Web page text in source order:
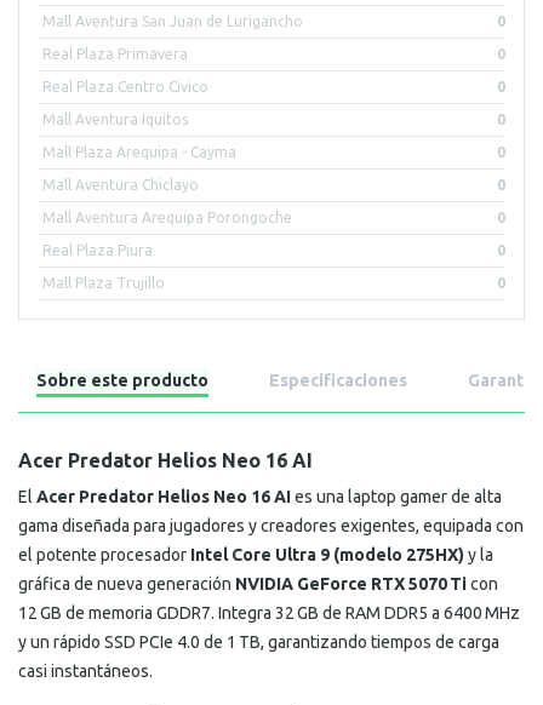
Mall Aventura San Juan de Lurigancho 0
Real Plaza Primavera 0
Real Plaza Centro Civico 0
Mall Aventura Iquitos 0
Mall Plaza Arequipa - Cayma 0
Mall Aventura Chiclayo 0
Mall Aventura Arequipa Porongoche 0
Real Plaza Piura 0
Mall Plaza Trujillo 0
Sobre este producto Especificaciones Garantía
Acer Predator Helios Neo 16 AI
El Acer Predator Helios Neo 16 AIes una laptop gamer de alta
gama diseñada para jugadores y creadores exigentes, equipada con
el potente procesador Intel Core Ultra 9 (modelo 275HX) y la
gráfica de nueva generación NVIDIA GeForce RTX 5070 Ticon
12 GB de memoria GDDR7. Integra 32 GB de RAM DDR5 a 6400 MHz
y un rápido SSD PCIe 4.0 de 1 TB, garantizando tiempos de carga
casi instantáneos.